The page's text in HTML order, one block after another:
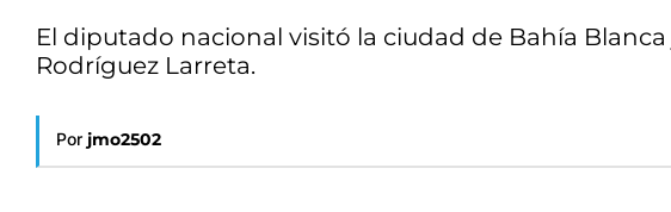
El diputado nacional visitó la ciudad de Bahía
Rodríguez Larreta.
Por jmo2502